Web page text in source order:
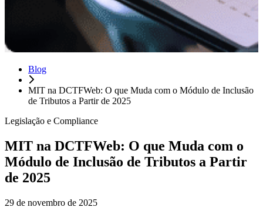
Blog
MIT na DCTFWeb: O que Muda com o Módulo de Inclusão
de Tributos a Partir de 2025
Legislação e Compliance
MIT na DCTFWeb: O que Muda com o
Módulo de Inclusão de Tributos a Partir
de 2025
29 de novembro de 2025